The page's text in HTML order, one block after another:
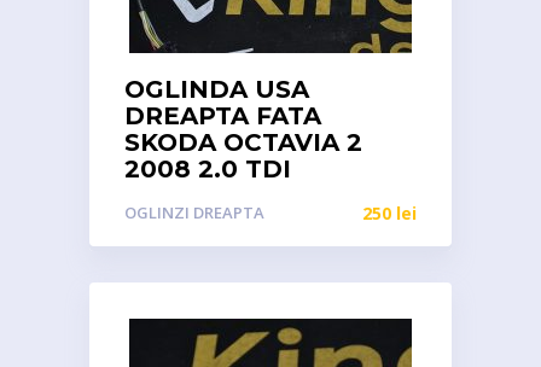
OGLINDA USA
DREAPTA FATA
SKODA OCTAVIA 2
2008 2.0 TDI
OGLINZI DREAPTA 250 lei